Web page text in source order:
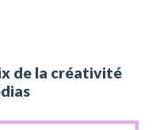
de la créativité